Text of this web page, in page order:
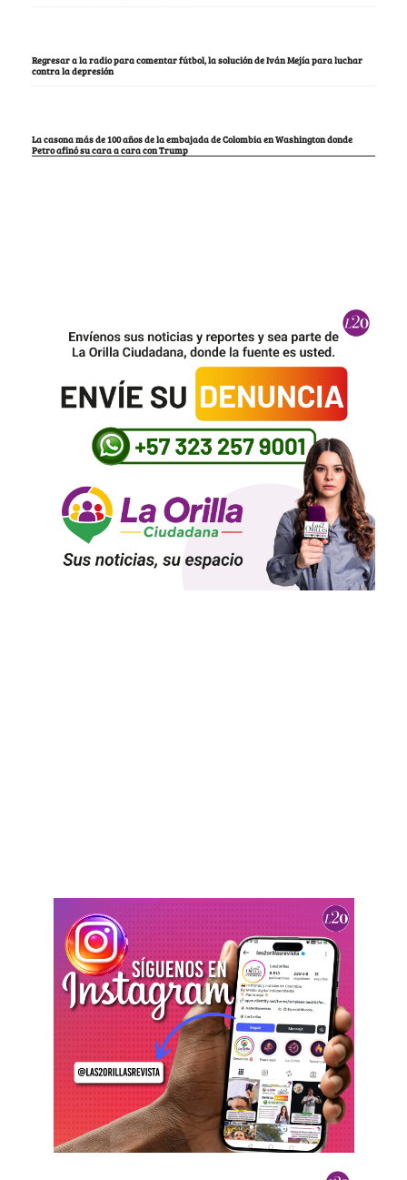
Regresar a la radio para comentar fútbol, la solución de Iván Mejía para luchar
contra la depresión
La casona más de 100 años de la embajada de Colombia en Washington donde
Petro afinó su cara a cara con Trump